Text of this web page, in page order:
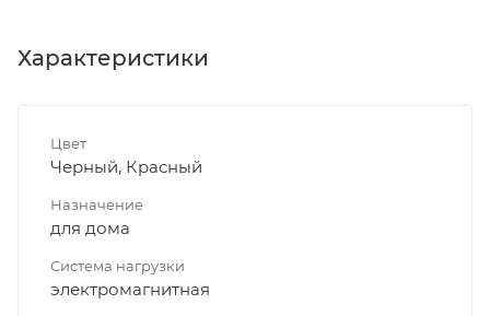
Характеристики
Цвет
Черный, Красный
Назначение
для дома
Система нагрузки
электромагнитная